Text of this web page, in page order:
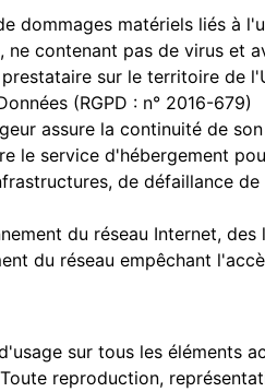
dommages matériels liés à
contenant pas de virus et
sur le territoire de
(RGPD : n° 2016-679)
assure la continuité de
le service d'hébergement
de défaillance de
du réseau Internet, des
du réseau empêchant
sur tous les éléments
reproduction,